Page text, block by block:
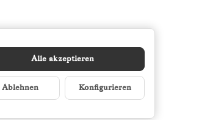
Alle akzeptieren
Ablehnen Konfigurieren